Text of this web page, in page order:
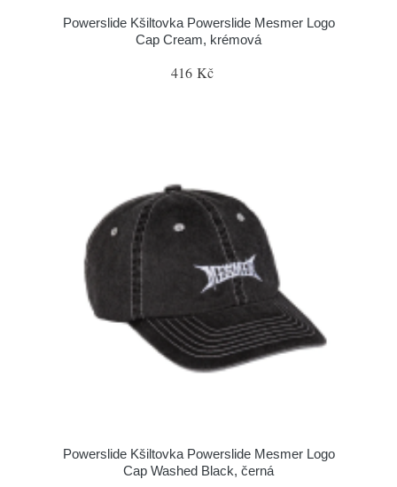
Powerslide Kšiltovka Powerslide Mesmer Logo
Cap Cream, krémová
416 Kč
Powerslide Kšiltovka Powerslide Mesmer Logo
Cap Washed Black, černá